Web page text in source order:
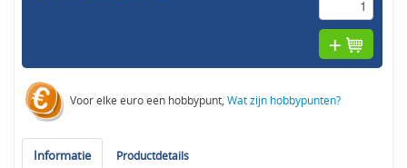
Voor elke euro een hobbypunt,Wat zijn hobbypunten?
Informatie Productdetails